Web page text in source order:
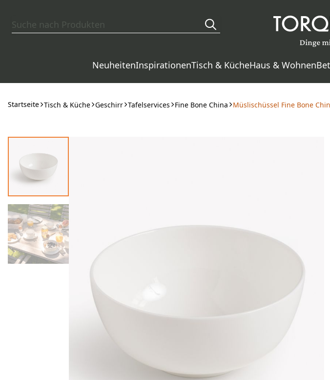
NeuheitenInspirationenTisch & KücheHaus & Wohnen
Startseite Tisch & Küche Geschirr Tafelservices Fine Bone China Müslischüssel Fine Bone